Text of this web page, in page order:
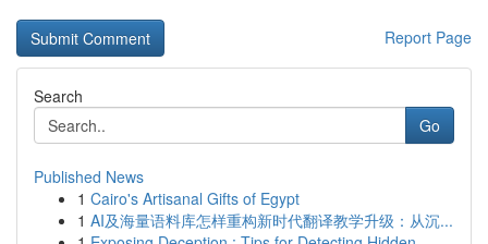
Report Page
Search
Go
Published News
1 Cairo's Artisanal Gifts of Egypt
1 AI及海量语料库怎样重构新时代翻译教学升级：从沉...